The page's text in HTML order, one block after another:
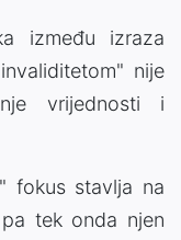
između izraza
nije
vrijednosti i
fokus stavlja na
tek onda njen